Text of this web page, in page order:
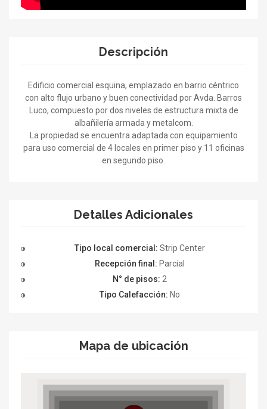
Descripción
Edificio comercial esquina, emplazado en barrio céntrico
con alto flujo urbano y buen conectividad por Avda. Barros
Luco, compuesto por dos niveles de estructura mixta de
albañilería armada y metalcom.
La propiedad se encuentra adaptada con equipamiento
para uso comercial de 4 locales en primer piso y 11 oficinas
en segundo piso.
Detalles Adicionales
Tipo local comercial: Strip Center
Recepción final: Parcial
N° de pisos: 2
Tipo Calefacción: No
Mapa de ubicación